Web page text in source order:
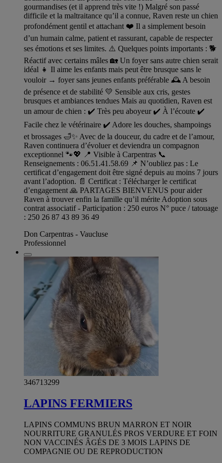
gourmandises (et il apprend très vite !) Malgré son passé
difficile et la maltraitance qu’il a connue, Raven reste un chien
profondément gentil et attachant ❤️ Il a simplement besoin
d’un humain calme, patient et rassurant, capable de respecter
ses émotions et ses limites. ⚠️ Quelques points importants : 🐕
Réactif avec certains mâles 🏡 Un foyer sans autre chien serait
idéal 👧 Il aime les enfants mais peut être brusque sans le
vouloir → foyer sans jeunes enfants préférable 🕰️ A besoin
de présence et de stabilité 💛 Sensible aux cris, gestes
brusques et ambiances tendues Mais au quotidien, Raven est
un amour de chien : ✔️ Très peu aboyeur ✔️ À l’écoute ✔️
Facile chez le vétérinaire ✔️ Adore les douches, shampoings
et brossages 🛁✨ Avec de la douceur, du cadre et de l’amour,
Raven continuera d’évoluer et deviendra un compagnon
exceptionnel 🐾💖 📍 Visible à Carpentras 📞
Renseignements : 06.51.41.58.69 📌 N’oubliez pas : Le
certificat d’engagement doit être signé depuis au moins 7 jours
avant l’adoption. 📄 Certificat : Télécharger le certificat
d’engagement 🙏 PARTAGES BIENVENUS pour aider
Raven à trouver enfin la famille qu’il mérite Adoption sous
contrat associatif - Participation : 250 euros N° puce / tatouage
: 250 26 87 43 89 36 49
Don Carpentras - Vaucluse
Professionnel
346713299
LAPINS FERMIERS
LAPINS COMMUNS BRUN MARRON ET NOIR
NOURRITURE GRANULÉS PROS VERDURE ET FOIN
NON VACCINÉS ÂGÉS DE 3 MOIS LAPINS DE
COMPAGNIE OU DE REPRODUCTION